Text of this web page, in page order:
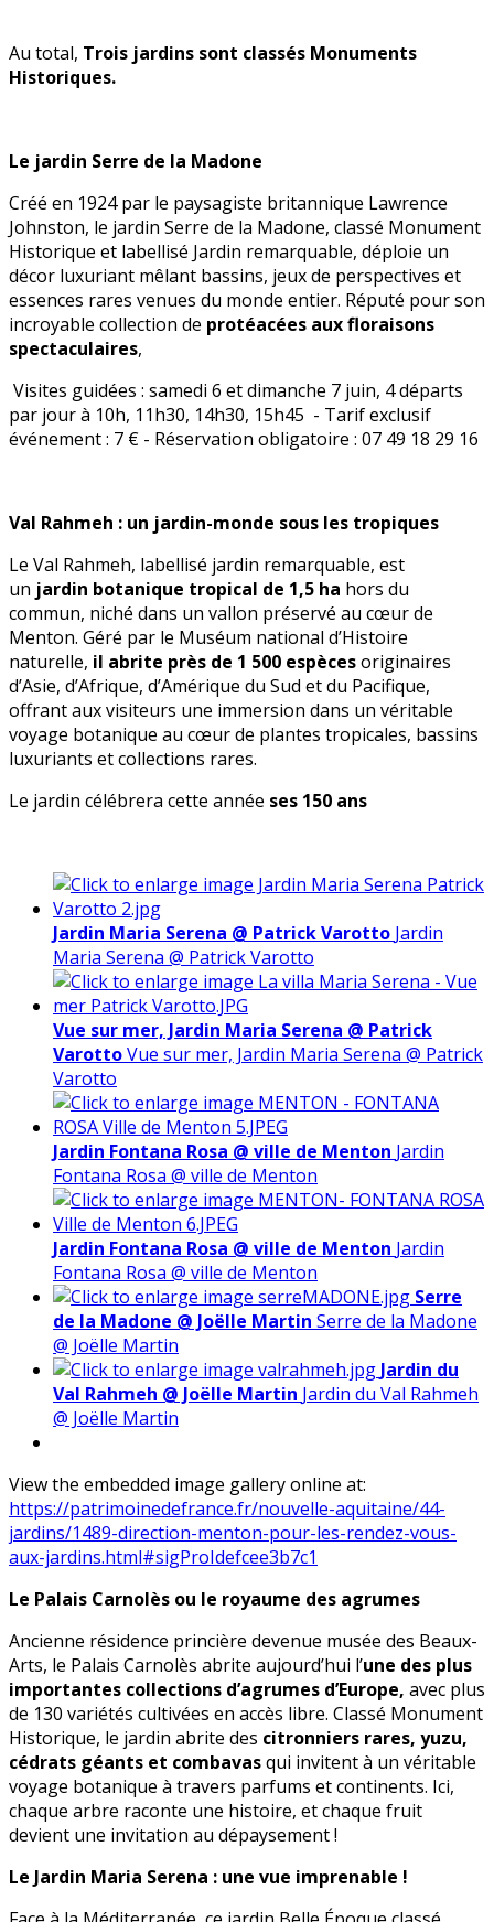
Au total, Trois jardins sont classés Monuments
Historiques.
Le jardin Serre de la Madone
Créé en 1924 par le paysagiste britannique Lawrence
Johnston, le jardin Serre de la Madone, classé Monument
Historique et labellisé Jardin remarquable, déploie un
décor luxuriant mêlant bassins, jeux de perspectives et
essences rares venues du monde entier. Réputé pour son
incroyable collection de protéacées aux floraisons
spectaculaires,
Visites guidées : samedi 6 et dimanche 7 juin, 4 départs
par jour à 10h, 11h30, 14h30, 15h45 - Tarif exclusif
événement : 7 € - Réservation obligatoire : 07 49 18 29 16
Val Rahmeh : un jardin-monde sous les tropiques
Le Val Rahmeh, labellisé jardin remarquable, est
un jardin botanique tropical de 1,5 ha hors du
commun, niché dans un vallon préservé au cœur de
Menton. Géré par le Muséum national d’Histoire
naturelle, il abrite près de 1 500 espècesoriginaires
d’Asie, d’Afrique, d’Amérique du Sud et du Pacifique,
offrant aux visiteurs une immersion dans un véritable
voyage botanique au cœur de plantes tropicales, bassins
luxuriants et collections rares.
Le jardin célébrera cette année ses 150 ans
Jardin Maria Serena @ Patrick Varotto Jardin
Maria Serena @ Patrick Varotto
Vue sur mer, Jardin Maria Serena @ Patrick
VarottoVue sur mer, Jardin Maria Serena @ Patrick
Varotto
Jardin Fontana Rosa @ ville de Menton Jardin
Fontana Rosa @ ville de Menton
Jardin Fontana Rosa @ ville de Menton Jardin
Fontana Rosa @ ville de Menton
Serre
de la Madone @ Joëlle Martin Serre de la Madone
@ Joëlle Martin
Jardin du
Val Rahmeh @ Joëlle Martin Jardin du Val Rahmeh
@ Joëlle Martin
View the embedded image gallery online at:
https://patrimoinedefrance.fr/nouvelle-aquitaine/44-
jardins/1489-direction-menton-pour-les-rendez-vous-
aux-jardins.html#sigProIdefcee3b7c1
Le Palais Carnolès ou le royaume des agrumes
Ancienne résidence princière devenue musée des Beaux-
Arts, le Palais Carnolès abrite aujourd’hui l’une des plus
importantes collections d’agrumes d’Europe, avec plus
de 130 variétés cultivées en accès libre. Classé Monument
Historique, le jardin abrite des citronniers rares, yuzu,
cédrats géants et combavasqui invitent à un véritable
voyage botanique à travers parfums et continents. Ici,
chaque arbre raconte une histoire, et chaque fruit
devient une invitation au dépaysement !
Le Jardin Maria Serena : une vue imprenable !